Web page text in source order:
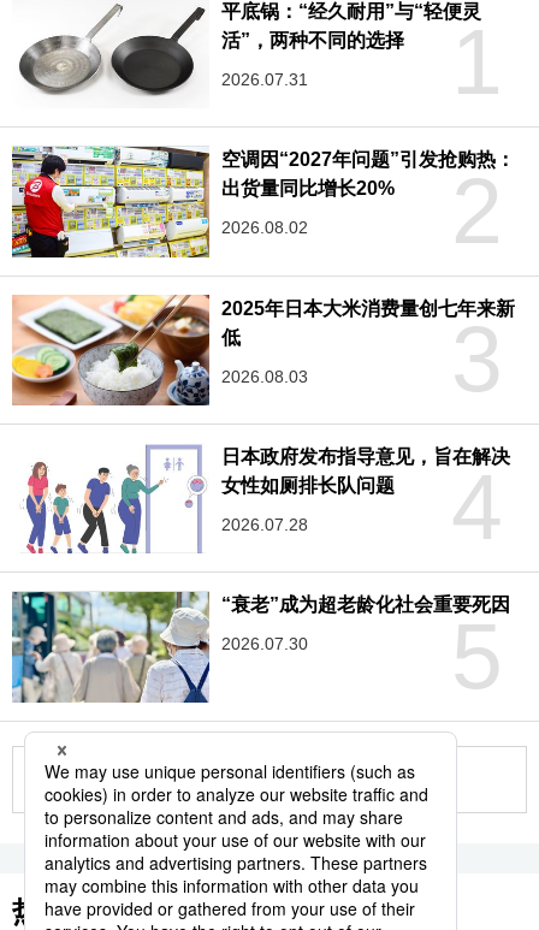
1
平底锅：“经久耐用”与“轻便灵
活”，两种不同的选择
2026.07.31
2
空调因“2027年问题”引发抢购热：
出货量同比增长20%
2026.08.02
3
2025年日本大米消费量创七年来新
低
2026.08.03
4
日本政府发布指导意见，旨在解决
女性如厕排长队问题
2026.07.28
5
“衰老”成为超老龄化社会重要死因
2026.07.30
更多
热门关键词